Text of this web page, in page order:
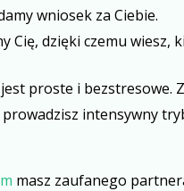
wniosek za Ciebie.
Cię, dzięki czemu wiesz,
proste i bezstresowe.
intensywny
masz zaufanego